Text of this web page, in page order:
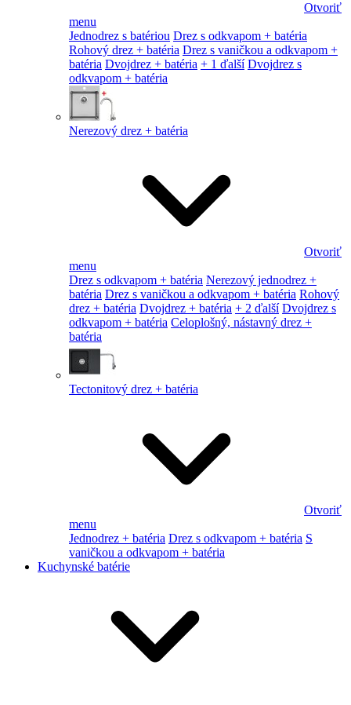
Otvoriť
menu
Jednodrez s batériou Drez s odkvapom + batéria
Rohový drez + batéria Drez s vaničkou a odkvapom +
batéria Dvojdrez + batéria + 1 ďalší Dvojdrez s
odkvapom + batéria
Nerezový drez + batéria
Otvoriť
menu
Drez s odkvapom + batéria Nerezový jednodrez +
batéria Drez s vaničkou a odkvapom + batéria Rohový
drez + batéria Dvojdrez + batéria + 2 ďalší Dvojdrez s
odkvapom + batéria Celoplošný, nástavný drez +
batéria
Tectonitový drez + batéria
Otvoriť
menu
Jednodrez + batéria Drez s odkvapom + batéria S
vaničkou a odkvapom + batéria
Kuchynské batérie